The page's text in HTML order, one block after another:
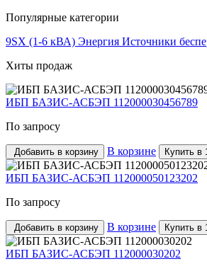
Популярные категории
9SX (1-6 кВА) Энергия Источники
Хиты продаж
ИБП БАЗИС-АСБЭП 112000030456789
По запросу
Добавить в корзину В корзине Купить в
ИБП БАЗИС-АСБЭП 112000050123202
По запросу
Добавить в корзину В корзине Купить в
ИБП БАЗИС-АСБЭП 112000030202